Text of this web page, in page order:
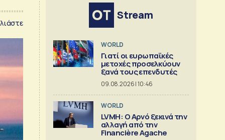
Stream
WORLD
Γιατί οι ευρωπαϊκές
μετοχές προσελκύουν
ξανά τους επενδυτές
09.08.2026 | 10:46
WORLD
LVMH: Ο Αρνό ξεκινά την
αλλαγή από την
Financière Agache